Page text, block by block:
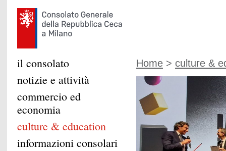
Home > culture &
il consolato
notizie e attività
commercio ed
economia
culture & education
informazioni consolari